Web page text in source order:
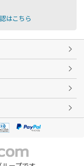
はこちら